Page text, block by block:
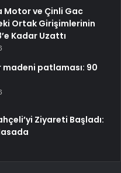
Motor ve Çinli Gac
Ortak Girişimlerinin
Kadar Uzattı
madeni patlaması: 90
Ziyareti Başladı: